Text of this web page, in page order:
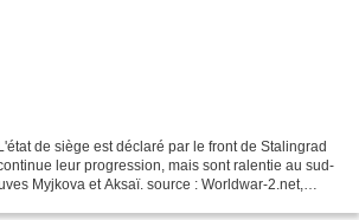
de siège est déclaré par le front de Stalingrad
leur progression, mais sont ralentie au sud-
Myjkova et Aksaï. source : Worldwar-2.net,